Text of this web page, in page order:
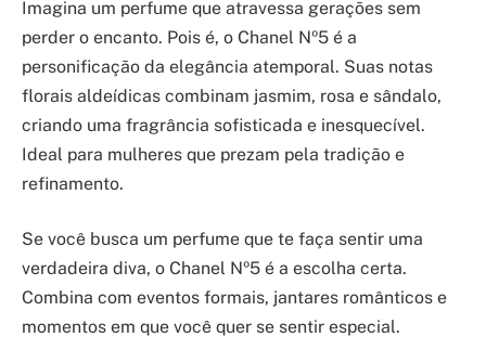
Imagina um perfume que atravessa gerações sem
perder o encanto. Pois é, o Chanel Nº5 é a
personificação da elegância atemporal. Suas notas
florais aldeídicas combinam jasmim, rosa e sândalo,
criando uma fragrância sofisticada e inesquecível.
Ideal para mulheres que prezam pela tradição e
refinamento.
Se você busca um perfume que te faça sentir uma
verdadeira diva, o Chanel Nº5 é a escolha certa.
Combina com eventos formais, jantares românticos e
momentos em que você quer se sentir especial.